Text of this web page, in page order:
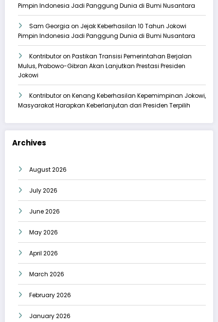
Pimpin Indonesia Jadi Panggung Dunia di Bumi Nusantara
Sam Georgia on Jejak Keberhasilan 10 Tahun Jokowi
Pimpin Indonesia Jadi Panggung Dunia di Bumi Nusantara
Kontributoron Pastikan Transisi Pemerintahan Berjalan
Mulus, Prabowo-Gibran Akan Lanjutkan Prestasi Presiden
Jokowi
Kontributoron Kenang Keberhasilan Kepemimpinan Jokowi,
Masyarakat Harapkan Keberlanjutan dari Presiden Terpilih
Archives
August 2026
July 2026
June 2026
May 2026
April 2026
March 2026
February 2026
January 2026